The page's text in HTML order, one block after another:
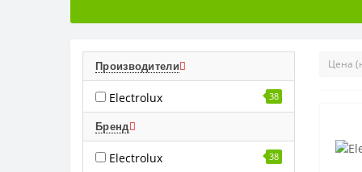
Производители
Electrolux 38
Бренд
Electrolux 38